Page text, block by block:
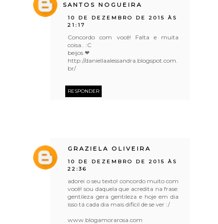
SANTOS NOGUEIRA
10 DE DEZEMBRO DE 2015 ÀS
21:17
Concordo com você! Falta e muita
coisa.. :C
beijos ❤
http://daniellaalessandra.blogspot.com.
br/
RESPONDER
GRAZIELA OLIVEIRA
10 DE DEZEMBRO DE 2015 ÀS
22:36
adorei o seu texto! concordo muito com
você! sou daquela que acredita na frase:
gentileza gera gentileza e hoje em dia
isso tá cada dia mais dificil de se ver :/
www.blogamorarosa.com